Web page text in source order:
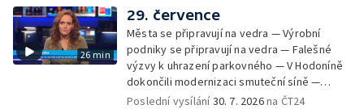
organismus — Kybernetický incident na
Masarykově univerzitě — Slavnostní
vyřazení absolventů Univerzity obran —
Letní kurzy umění pro mladé — Mobilní
kurníky pomáhají na poli
26 min
29. července
Města se připravují na vedra — Výrobní
podniky se připravují na vedra — Falešné
výzvy k uhrazení parkovného — V Hodoníně
dokončili modernizaci smuteční síně —
Chybějící toalety u dětských hřišť —
Poslední vysílání30. 7. 2026na ČT24